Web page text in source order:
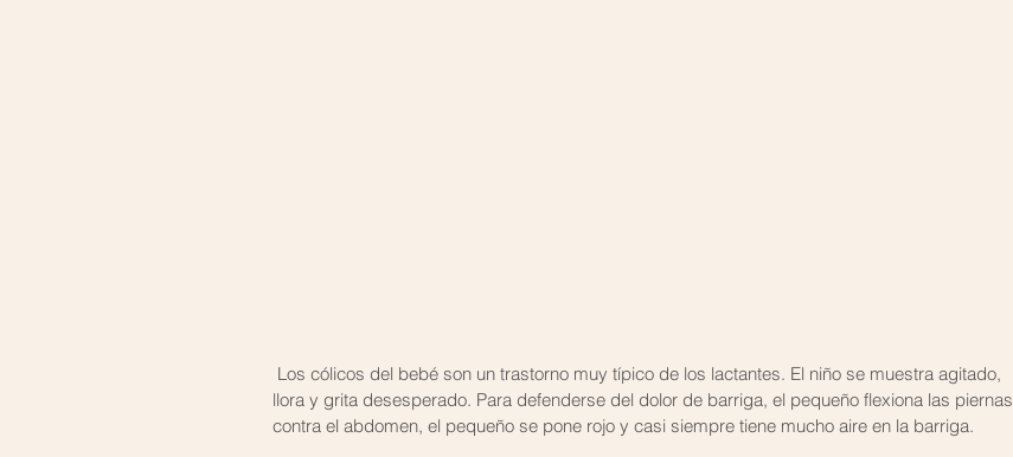
llora y grita desesperado. Para defenderse del dolor de barriga, el pequeño flexiona las piernas
contra el abdomen, el pequeño se pone rojo y casi siempre tiene mucho aire en la barriga.